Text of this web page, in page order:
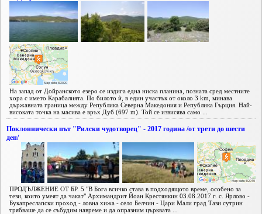
На запад от Дойранското езеро се издига една ниска планина, позната сред местните
хора с името Карабалията. По билото ѝ, в един участък от около 3 km, минава
държавната граница между Република Северна Македония и Република Гърция. Най-
високата точка на масива е връх Дуб (697 m). Той се извисява само ...
Поклоннически път "Рилски чудотворец" - 2017 година /от трети до шести
ден/
ПРОДЪЛЖЕНИЕ ОТ БР. 5 "В Бога всичко става в подходящото време, особено за
тези, които умеят да чакат" Архимандрит Йоан Крестянкин 03.08.2017 г. с. Ярлово -
Букапреслапски проход - ловна хижа - село Белчин - Цари Мали град Тази сутрин
трябваше да се събудим навреме и да опразним църквата ...